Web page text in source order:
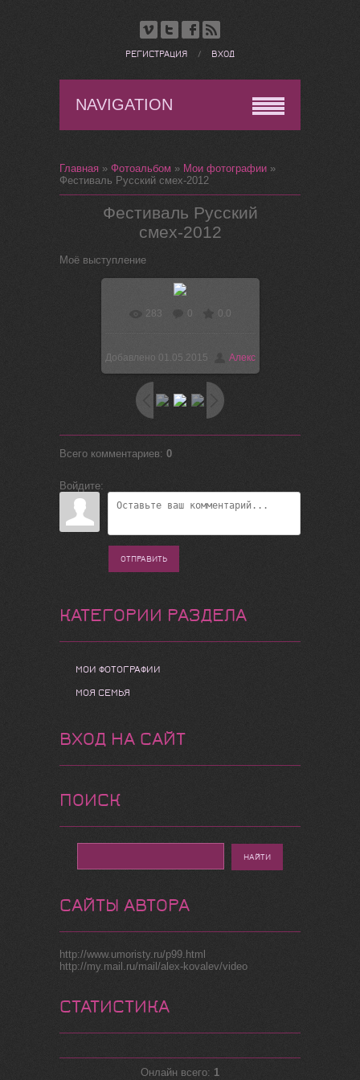
РЕГИСТРАЦИЯ / ВХОД
NAVIGATION
Главная » Фотоальбом » Мои фотографии »
Фестиваль Русский смех-2012
Фестиваль Русский
смех-2012
Моё выступление
В реальном размере
400x600/ 93.6Kb
283 0 0.0
Добавлено 01.05.2015 Алекс
Всего комментариев: 0
Войдите:
ОТПРАВИТЬ
КАТЕГОРИИ РАЗДЕЛА
МОИ ФОТОГРАФИИ
МОЯ СЕМЬЯ
ВХОД НА САЙТ
ПОИСК
САЙТЫ АВТОРА
http://www.umoristy.ru/p99.html
http://my.mail.ru/mail/alex-kovalev/video
СТАТИСТИКА
Онлайн всего: 1